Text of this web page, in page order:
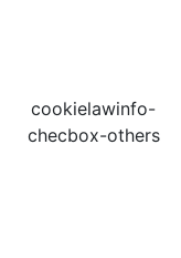
cookielawinfo-
checbox-others